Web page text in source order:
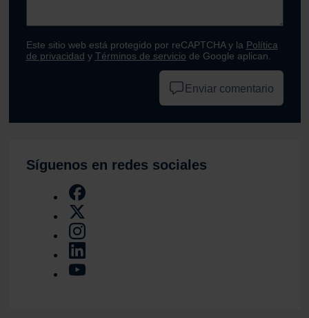
Este sitio web está protegido por reCAPTCHA y la Política
de privacidad y Términos de servicio de Google aplican.
Enviar comentario
Síguenos en redes sociales